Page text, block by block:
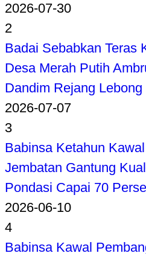
2026-07-30
2
Badai Sebabkan Teras
Desa Merah Putih
Dandim Rejang Lebong
2026-07-07
3
Babinsa Ketahun
Jembatan Gantung
Pondasi Capai 70
2026-06-10
4
Babinsa Kawal